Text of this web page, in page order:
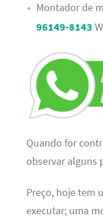
Montador de
96149-8143
Quando for
observar alguns
Preço, hoje tem
executar; uma